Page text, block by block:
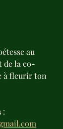
au
de la co-
à fleurir ton
: